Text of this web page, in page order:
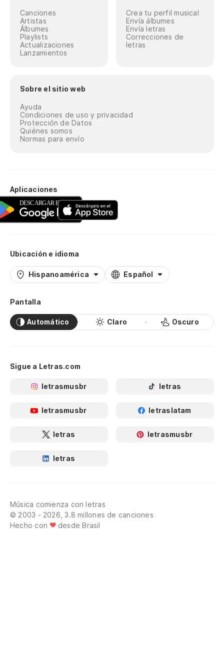
Canciones
Artistas
Álbumes
Playlists
Actualizaciones
Lanzamientos
Crea tu perfil musical
Envía álbumes
Envía letras
Correcciones de
letras
Sobre el sitio web
Ayuda
Condiciones de uso y privacidad
Protección de Datos
Quiénes somos
Normas para envío
Aplicaciones
Ubicación e idioma
Hispanoamérica Español
Pantalla
Automático Claro Oscuro
Sigue a Letras.com
letrasmusbr letras
letrasmusbr letraslatam
letras letrasmusbr
letras
Música comienza con letras
© 2003 - 2026, 3.8 millones de canciones
Hecho con
desde Brasil